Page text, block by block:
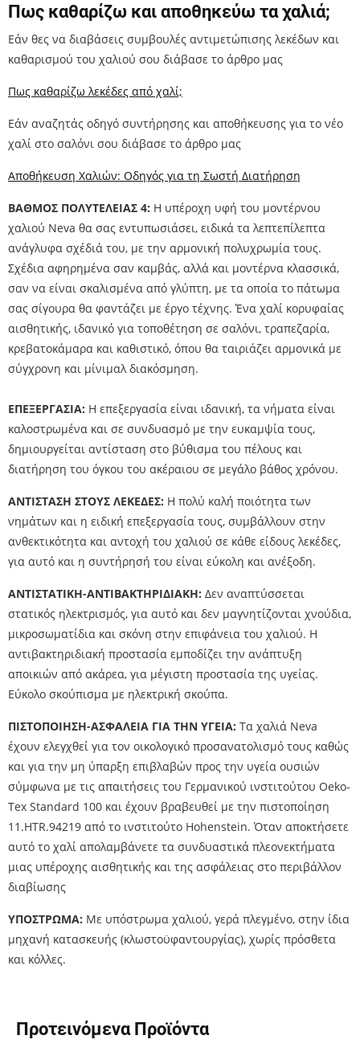
Πως καθαρίζω και αποθηκεύω τα χαλιά;
Εάν θες να διαβάσεις συμβουλές αντιμετώπισης λεκέδων και
καθαρισμού του χαλιού σου διάβασε το άρθρο μας
Πως καθαρίζω λεκέδες από χαλί;
Εάν αναζητάς οδηγό συντήρησης και αποθήκευσης για το νέο
χαλί στο σαλόνι σου διάβασε το άρθρο μας
Αποθήκευση Χαλιών: Οδηγός για τη Σωστή Διατήρηση
ΒΑΘΜΟΣ ΠΟΛΥΤΕΛΕΙΑΣ 4: Η υπέροχη υφή του μοντέρνου
χαλιού Neva θα σας εντυπωσιάσει, ειδικά τα λεπτεπίλεπτα
ανάγλυφα σχέδιά του, με την αρμονική πολυχρωμία τους.
Σχέδια αφηρημένα σαν καμβάς, αλλά και μοντέρνα κλασσικά,
σαν να είναι σκαλισμένα από γλύπτη, με τα οποία το πάτωμα
σας σίγουρα θα φαντάζει με έργο τέχνης. Ένα χαλί κορυφαίας
αισθητικής, ιδανικό για τοποθέτηση σε σαλόνι, τραπεζαρία,
κρεβατοκάμαρα και καθιστικό, όπου θα ταιριάζει αρμονικά με
σύγχρονη και μίνιμαλ διακόσμηση.
ΕΠΕΞΕΡΓΑΣΙΑ: Η επεξεργασία είναι ιδανική, τα νήματα είναι
καλοστρωμένα και σε συνδυασμό με την ευκαμψία τους,
δημιουργείται αντίσταση στο βύθισμα του πέλους και
διατήρηση του όγκου του ακέραιου σε μεγάλο βάθος χρόνου.
ΑΝΤΙΣΤΑΣΗ ΣΤΟΥΣ ΛΕΚΕΔΕΣ: Η πολύ καλή ποιότητα των
νημάτων και η ειδική επεξεργασία τους, συμβάλλουν στην
ανθεκτικότητα και αντοχή του χαλιού σε κάθε είδους λεκέδες,
για αυτό και η συντήρησή του είναι εύκολη και ανέξοδη.
ΑΝΤΙΣΤΑΤΙΚΗ-ΑΝΤΙΒΑΚΤΗΡΙΔΙΑΚΗ: Δεν αναπτύσσεται
στατικός ηλεκτρισμός, για αυτό και δεν μαγνητίζονται χνούδια,
μικροσωματίδια και σκόνη στην επιφάνεια του χαλιού. Η
αντιβακτηριδιακή προστασία εμποδίζει την ανάπτυξη
αποικιών από ακάρεα, για μέγιστη προστασία της υγείας.
Εύκολο σκούπισμα με ηλεκτρική σκούπα.
ΠΙΣΤΟΠΟΙΗΣΗ-ΑΣΦΑΛΕΙΑ ΓΙΑ ΤΗΝ ΥΓΕΙΑ: Τα χαλιά Neva
έχουν ελεγχθεί για τον οικολογικό προσανατολισμό τους καθώς
και για την μη ύπαρξη επιβλαβών προς την υγεία ουσιών
σύμφωνα με τις απαιτήσεις του Γερμανικού ινστιτούτου Oeko-
Tex Standard 100 και έχουν βραβευθεί με την πιστοποίηση
11.HTR.94219 από το ινστιτούτο Hohenstein. Όταν αποκτήσετε
αυτό το χαλί απολαμβάνετε τα συνδυαστικά πλεονεκτήματα
μιας υπέροχης αισθητικής και της ασφάλειας στο περιβάλλον
διαβίωσης
ΥΠΟΣΤΡΩΜΑ: Με υπόστρωμα χαλιού, γερά πλεγμένο, στην ίδια
μηχανή κατασκευής (κλωστοϋφαντουργίας), χωρίς πρόσθετα
και κόλλες.
Προτεινόμενα Προϊόντα